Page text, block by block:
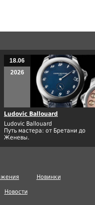
18.06
2026
Ludovic Ballouard
Ludovic Ballouard
Путь мастера: от Бретани до
Женевы.
Новинки
Новости